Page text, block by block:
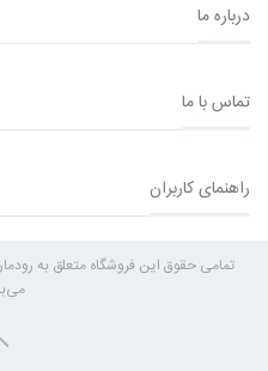
درباره ما
تماس با ما
راهنمای کاربران
تمامی حقوق این فروشگاه متعلق به